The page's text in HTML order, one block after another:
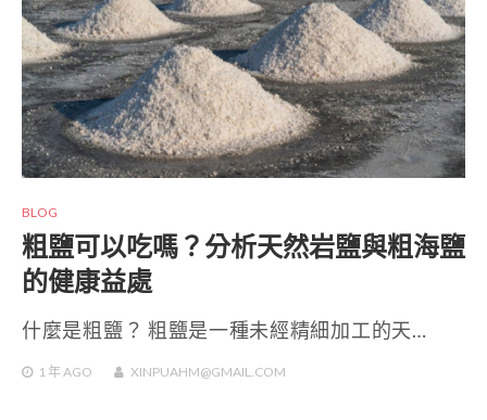
BLOG
粗鹽可以吃嗎？分析天然岩鹽與粗海鹽
的健康益處
什麼是粗鹽？ 粗鹽是一種未經精細加工的天…
1 年 AGO XINPUAHM@GMAIL.COM